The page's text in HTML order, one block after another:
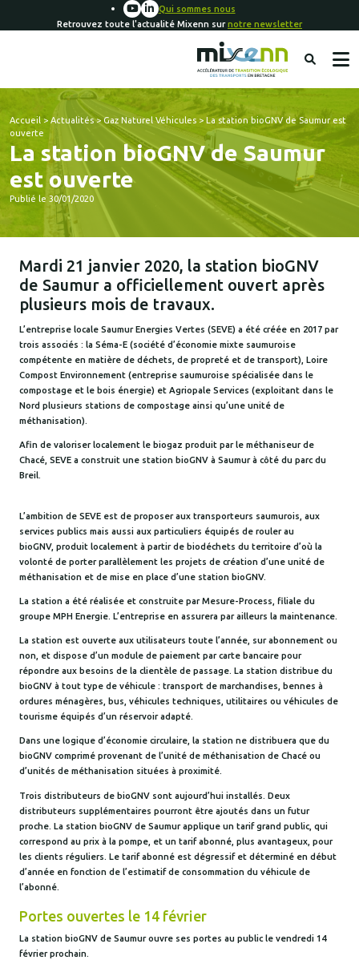
Qui sommes nous
Retrouvez toute l'actualité Mixenn surnotre newsletter
Accueil > Actualités>Gaz Naturel Véhicules > La station bioGNV de Saumur est
ouverte
La station bioGNV de Saumur
est ouverte
Publié le 30/01/2020
Mardi 21 janvier 2020, la station bioGNV
de Saumur a officiellement ouvert après
plusieurs mois de travaux.
L’entreprise locale Saumur Energies Vertes (SEVE) a été créée en 2017 par
trois associés : la Séma-E (société d’économie mixte saumuroise
compétente en matière de déchets, de propreté et de transport), Loire
Compost Environnement (entreprise saumuroise spécialisée dans le
compostage et le bois énergie) et Agriopale Services (exploitant dans le
Nord plusieurs stations de compostage ainsi qu’une unité de
méthanisation).
Afin de valoriser localement le biogaz produit par le méthaniseur de
Chacé, SEVE a construit une station bioGNV à Saumur à côté du parc du
Breil.
L’ambition de SEVE est de proposer aux transporteurs saumurois, aux
services publics mais aussi aux particuliers équipés de rouler au
bioGNV, produit localement à partir de biodéchets du territoire d’où la
volonté de porter parallèlement les projets de création d’une unité de
méthanisation et de mise en place d’une station bioGNV.
La station a été réalisée et construite par Mesure-Process, filiale du
groupe MPH Energie. L’entreprise en assurera par ailleurs la maintenance.
La station est ouverte aux utilisateurs toute l’année, sur abonnement ou
non, et dispose d’un module de paiement par carte bancaire pour
répondre aux besoins de la clientèle de passage. La station distribue du
bioGNV à tout type de véhicule : transport de marchandises, bennes à
ordures ménagères, bus, véhicules techniques, utilitaires ou véhicules de
tourisme équipés d’un réservoir adapté.
Dans une logique d’économie circulaire, la station ne distribuera que du
bioGNV comprimé provenant de l’unité de méthanisation de Chacé ou
d’unités de méthanisation situées à proximité.
Trois distributeurs de bioGNV sont aujourd’hui installés. Deux
distributeurs supplémentaires pourront être ajoutés dans un futur
proche. La station bioGNV de Saumur applique un tarif grand public, qui
correspond au prix à la pompe, et un tarif abonné, plus avantageux, pour
les clients réguliers. Le tarif abonné est dégressif et déterminé en début
d’année en fonction de l’estimatif de consommation du véhicule de
l’abonné.
Portes ouvertes le 14 février
La station bioGNV de Saumur ouvre ses portes au public le vendredi 14
février prochain.